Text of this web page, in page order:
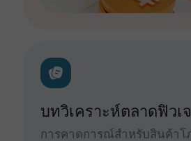
บทวิเคราะห์ตลาดฟิวเ
การคาดการณ์สำหรับสินค้า